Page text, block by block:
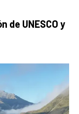
de UNESCO y